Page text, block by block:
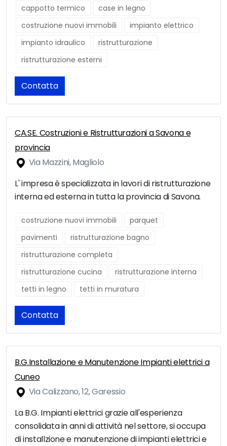
cappotto termico
case in legno
costruzione nuovi immobili
impianto elettrico
impianto idraulico
ristrutturazione
ristrutturazione esterni
Contatta
CA.SE. Costruzioni e Ristrutturazioni a Savona e
provincia
Via Mazzini, Magliolo
L' impresa è specializzata in lavori di ristrutturazione
interna ed esterna in tutta la provincia di Savona.
costruzione nuovi immobili
parquet
pavimenti
ristrutturazione bagno
ristrutturazione completa
ristrutturazione cucina
ristrutturazione interna
tetti in legno
tetti in muratura
Contatta
B.G.Installazione e Manutenzione Impianti elettrici a
Cuneo
Via Calizzano, 12, Garessio
La B.G. Impianti elettrici grazie all'esperienza
consolidata in anni di attività nel settore, si occupa
di installzione e manutenzione di impianti elettrici e